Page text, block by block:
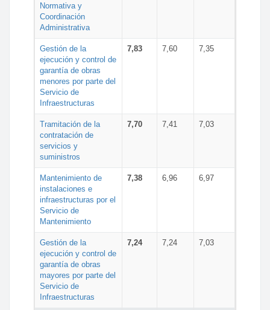
Normativa y
Coordinación
Administrativa
Gestión de la
ejecución y control de
garantía de obras
menores por parte del
Servicio de
Infraestructuras
7,83 7,60 7,35
Tramitación de la
contratación de
servicios y
suministros
7,70 7,41 7,03
Mantenimiento de
instalaciones e
infraestructuras por el
Servicio de
Mantenimiento
7,38 6,96 6,97
Gestión de la
ejecución y control de
garantía de obras
mayores por parte del
Servicio de
Infraestructuras
7,24 7,24 7,03